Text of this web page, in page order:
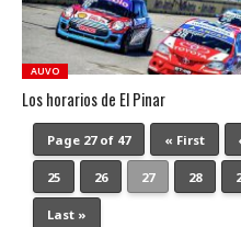
AUVO
Los horarios de El Pinar
Page 27 of 47 « First
25 26 27 28
Last »